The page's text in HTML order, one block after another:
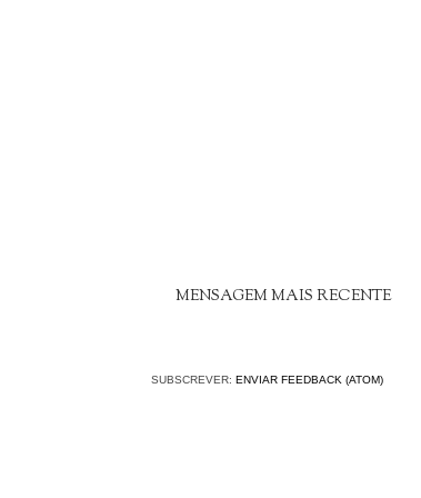
MENSAGEM MAIS RECENTE
SUBSCREVER: ENVIAR FEEDBACK (ATOM)